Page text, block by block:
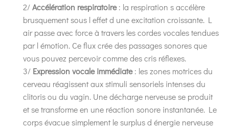
2/Accélération respiratoire: la respiration s accélère
brusquement sous l effet d une excitation croissante. L
air passe avec force à travers les cordes vocales tendues
par l émotion. Ce flux crée des passages sonores que
vous pouvez percevoir comme des cris réflexes.
3/ Expression vocale immédiate: les zones motrices du
cerveau réagissent aux stimuli sensoriels intenses du
clitoris ou du vagin. Une décharge nerveuse se produit
et se transforme en une réaction sonore instantanée. Le
corps évacue simplement le surplus d énergie nerveuse